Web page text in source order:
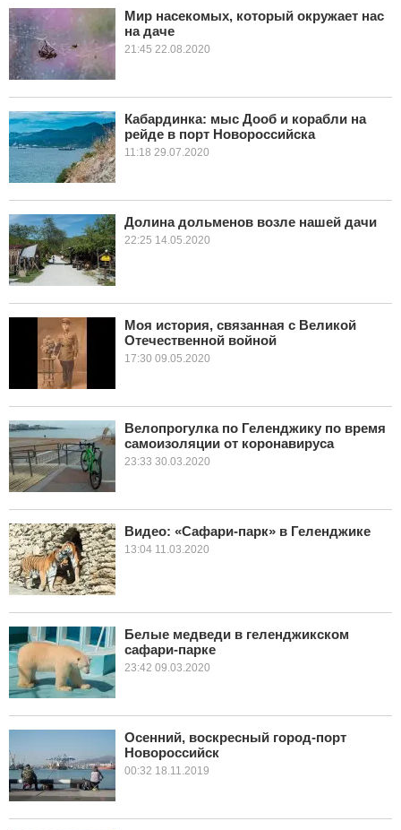
Мир насекомых, который окружает нас
на даче
21:45 22.08.2020
Кабардинка: мыс Дооб и корабли на
рейде в порт Новороссийска
11:18 29.07.2020
Долина дольменов возле нашей дачи
22:25 14.05.2020
Моя история, связанная с Великой
Отечественной войной
17:30 09.05.2020
Велопрогулка по Геленджику по время
самоизоляции от коронавируса
23:33 30.03.2020
Видео: «Сафари-парк» в Геленджике
13:04 11.03.2020
Белые медведи в геленджикском
сафари-парке
23:42 09.03.2020
Осенний, воскресный город-порт
Новороссийск
00:32 18.11.2019